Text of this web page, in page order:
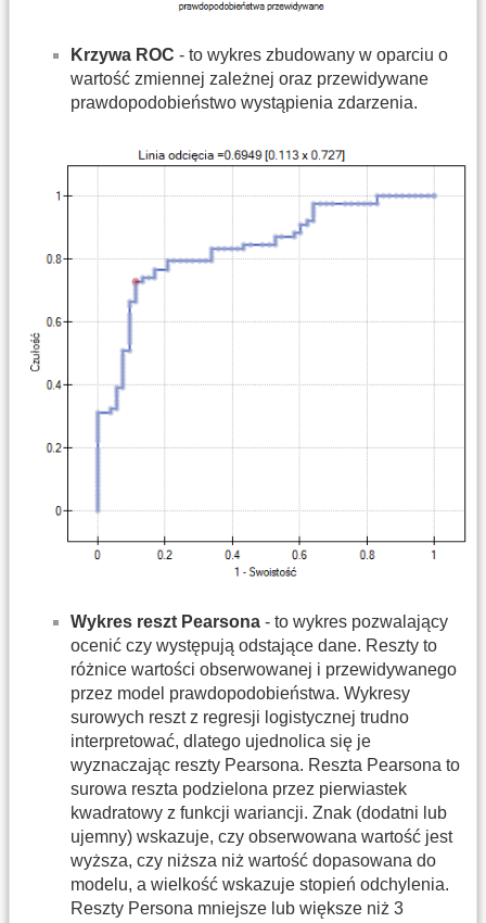
Krzywa ROC - to wykres zbudowany w oparciu o
wartość zmiennej zależnej oraz przewidywane
prawdopodobieństwo wystąpienia zdarzenia.
Wykres reszt Pearsona - to wykres pozwalający
ocenić czy występują odstające dane. Reszty to
różnice wartości obserwowanej i przewidywanego
przez model prawdopodobieństwa. Wykresy
surowych reszt z regresji logistycznej trudno
interpretować, dlatego ujednolica się je
wyznaczając reszty Pearsona. Reszta Pearsona to
surowa reszta podzielona przez pierwiastek
kwadratowy z funkcji wariancji. Znak (dodatni lub
ujemny) wskazuje, czy obserwowana wartość jest
wyższa, czy niższa niż wartość dopasowana do
modelu, a wielkość wskazuje stopień odchylenia.
Reszty Persona mniejsze lub większe niż 3